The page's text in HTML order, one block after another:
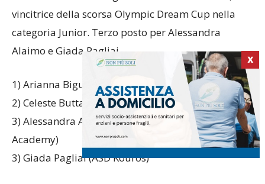
vincitrice della scorsa Olympic Dream Cup nella
categoria Junior. Terzo posto per Alessandra
Alaimo e Giada Pagliai.
1) Arianna Bigucci (Yonghon APSSD)
2) Celeste Buttazzo (Galatina Tkd Institute ASD)
3) Alessandra Alaimo (ASD Taekwondo Sport
Academy)
3) Giada Pagliai (ASD Kouros)
X